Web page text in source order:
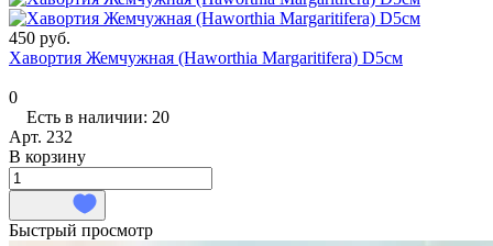
450 руб.
Хавортия Жемчужная (Haworthia Margaritifera) D5см
0
Есть в наличии: 20
Арт. 232
В корзину
Быстрый просмотр